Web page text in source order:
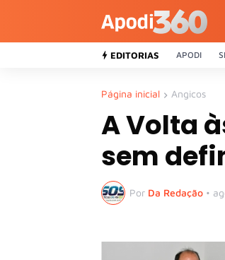
EDITORIAS APODI
Página inicial Angicos
A Volta
sem
Por Da Redação •